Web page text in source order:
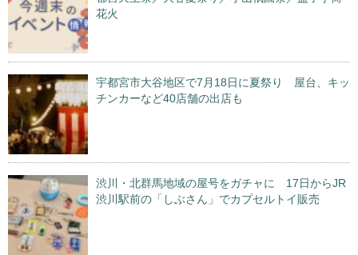
花火
宇都宮市大谷地区で7月18日に夏祭り 屋台、キッ
チンカーなど40店舗の出店も
渋川・北群馬地域の屋号をガチャに 17日からJR
渋川駅前の「しぶさん」でカプセルトイ販売